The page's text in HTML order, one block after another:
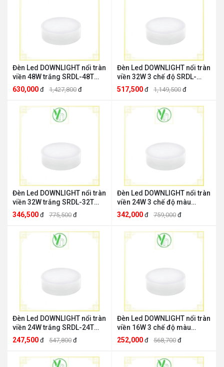
Đèn Led DOWNLIGHT nổi tràn
viền 48W trắng SRDL-48T
MPE MPE SRDL-48T
630,000 đ 1,427,800 đ
Đèn Led DOWNLIGHT nổi tràn
viền 32W 3 chế độ SRDL-
32/3C MPE MPE SRDL-32/3C
517,500 đ 1,149,500 đ
Đèn Led DOWNLIGHT nổi tràn
viền 32W trắng SRDL-32T
MPE MPE SRDL-32T
346,500 đ 775,500 đ
Đèn Led DOWNLIGHT nổi tràn
viền 24W 3 chế độ màu
SRDL-24/3C MPE MPE SRDL-
24/3C
342,000 đ 759,000 đ
Đèn Led DOWNLIGHT nổi tràn
viền 24W trắng SRDL-24T
MPE MPE SRDL-24T
247,500 đ 547,800 đ
Đèn Led DOWNLIGHT nổi tràn
viền 16W 3 chế độ màu
SRDL-16/3C MPE MPE SRDL-
16/3C
252,000 đ 568,700 đ